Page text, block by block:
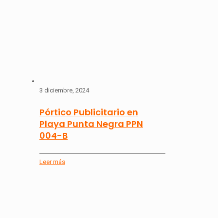
3 diciembre, 2024
Pórtico Publicitario en
Playa Punta Negra PPN
004-B
Leer más